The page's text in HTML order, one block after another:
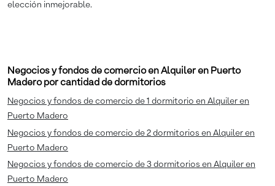
elección inmejorable.
Negocios y fondos de comercio en Alquiler en Puerto
Madero por cantidad de dormitorios
Negocios y fondos de comercio de 1 dormitorio en Alquiler en
Puerto Madero
Negocios y fondos de comercio de 2 dormitorios en Alquiler en
Puerto Madero
Negocios y fondos de comercio de 3 dormitorios en Alquiler en
Puerto Madero